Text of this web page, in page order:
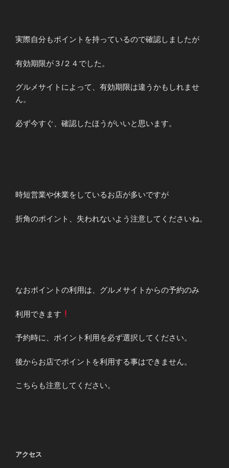
実際自分もポイントを持っているので確認しましたが
有効期限が３/２４でした。
グルメサイトによって、有効期限は違うかもしれませ
ん。
必ず今すぐ、確認したほうがいいと思います。
時短営業や休業をしているお店が多いですが
折角のポイント、失われないよう注意してくださいね。
なおポイントの利用は、グルメサイトからの予約のみ
利用できます
予約時に、ポイント利用を必ず選択してください。
後からお店でポイントを利用する事はできません。
こちらも注意してください。
アクセス